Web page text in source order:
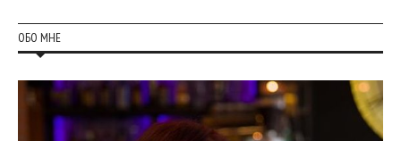
ОБО МНЕ